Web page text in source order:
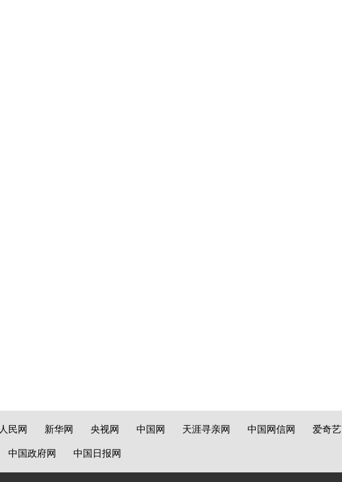
人民网 新华网 央视网 中国网 天涯寻亲网 中国网信网 爱奇艺
中国政府网 中国日报网